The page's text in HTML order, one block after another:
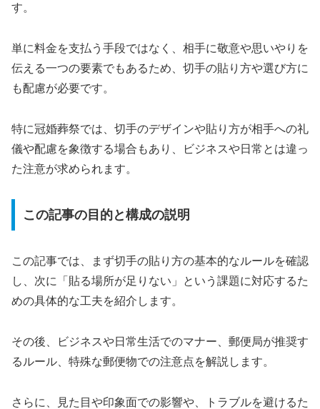
す。
単に料金を支払う手段ではなく、相手に敬意や思いやりを
伝える一つの要素でもあるため、切手の貼り方や選び方に
も配慮が必要です。
特に冠婚葬祭では、切手のデザインや貼り方が相手への礼
儀や配慮を象徴する場合もあり、ビジネスや日常とは違っ
た注意が求められます。
この記事の目的と構成の説明
この記事では、まず切手の貼り方の基本的なルールを確認
し、次に「貼る場所が足りない」という課題に対応するた
めの具体的な工夫を紹介します。
その後、ビジネスや日常生活でのマナー、郵便局が推奨す
るルール、特殊な郵便物での注意点を解説します。
さらに、見た目や印象面での影響や、トラブルを避けるた